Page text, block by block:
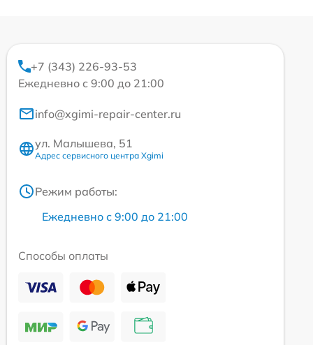
+7 (343) 226-93-53
Ежедневно с 9:00 до 21:00
info@xgimi-repair-center.ru
ул. Малышева, 51
Адрес сервисного центра Xgimi
Режим работы:
Ежедневно с 9:00 до 21:00
Способы оплаты